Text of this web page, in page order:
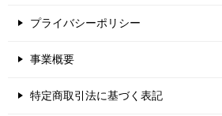
プライバシーポリシー
事業概要
特定商取引法に基づく表記